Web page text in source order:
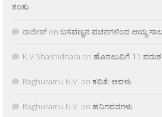
ಕಂತು
ರಾಜೀವ್ on ಬಸವಣ್ಣನ ವಚನಗಳಿಂದ ಆಯ್ದ
K.V Shashidhara on ಹೊನಲುವಿಗೆ 11
Raghuramu N.V. on ಕವಿತೆ: ಅವಳು
Raghuramu N.V. on ಹನಿಗವನಗಳು